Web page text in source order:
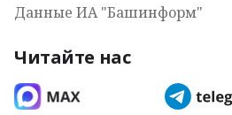
Данные ИА "Башинформ"
Читайте нас